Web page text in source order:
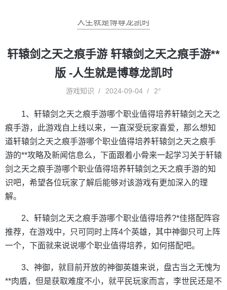
人生就是博尊龙凯时
轩辕剑之天之痕手游 轩辕剑之天之痕手游**
版 -人生就是博尊龙凯时
游戏知识 2024-09-04 2°
1、轩辕剑之天之痕手游哪个职业值得培养轩辕剑之天之
痕手游，此游戏自上线以来，一直深受玩家喜爱，那么想知
道轩辕剑之天之痕手游哪个职业值得培养轩辕剑之天之痕手
游的**攻略及新闻信息么，下面跟着小骨来一起学习关于轩辕
剑之天之痕手游哪个职业值得培养轩辕剑之天之痕手游的知
识吧，希望各位玩家了解后能够对该游戏有更加深入的理
解。
2、轩辕剑之天之痕手游哪个职业值得培养?*佳搭配阵容
推荐，在游戏中，只可同时上阵4个英雄，其中神御只可上阵
一个，下面就来说说哪个职业值得培养，如何搭配吧。
3、神御，就目前开放的神御英雄来说，盘古当之无愧为
**肉盾，但是获取难度不小，就平民玩家而言，李世民还是不